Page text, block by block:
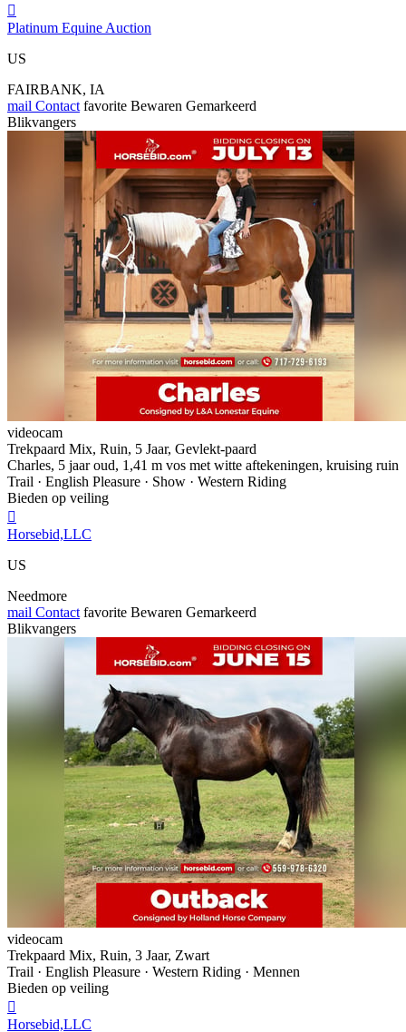

Platinum Equine Auction
US
FAIRBANK, IA
mail Contact favorite Bewaren Gemarkeerd
Blikvangers
videocam
Trekpaard Mix, Ruin, 5 Jaar, Gevlekt-paard
Charles, 5 jaar oud, 1,41 m vos met witte aftekeningen, kruising ruin
Trail · English Pleasure · Show · Western Riding
Bieden op veiling

Horsebid,LLC
US
Needmore
mail Contact favorite Bewaren Gemarkeerd
Blikvangers
videocam
Trekpaard Mix, Ruin, 3 Jaar, Zwart
Trail · English Pleasure · Western Riding · Mennen
Bieden op veiling

Horsebid,LLC